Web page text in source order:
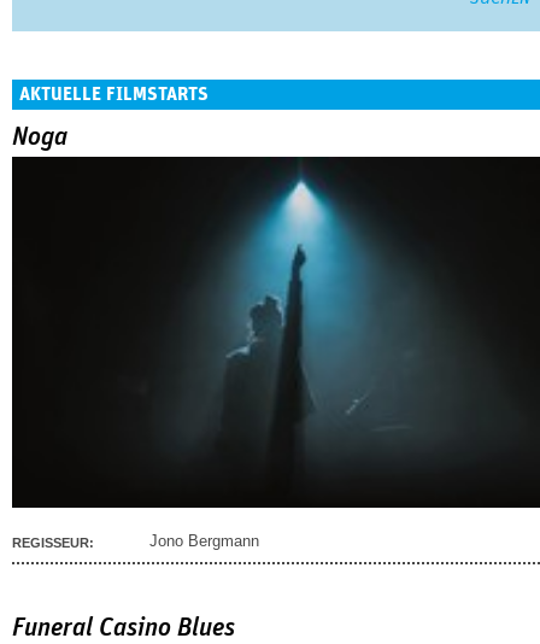
AKTUELLE FILMSTARTS
Noga
REGISSEUR: Jono Bergmann
Funeral Casino Blues